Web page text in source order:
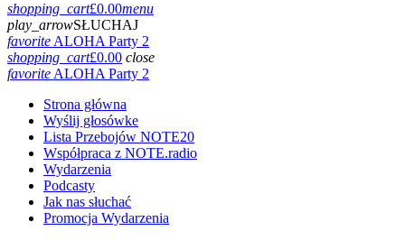
shopping_cart£0.00menu
play_arrowSŁUCHAJ
favoriteALOHA Party 2
shopping_cart£0.00 close
favoriteALOHA Party 2
Strona główna
Wyślij głosówke
Lista Przebojów NOTE20
Współpraca z NOTE.radio
Wydarzenia
Podcasty
Jak nas słuchać
Promocja Wydarzenia